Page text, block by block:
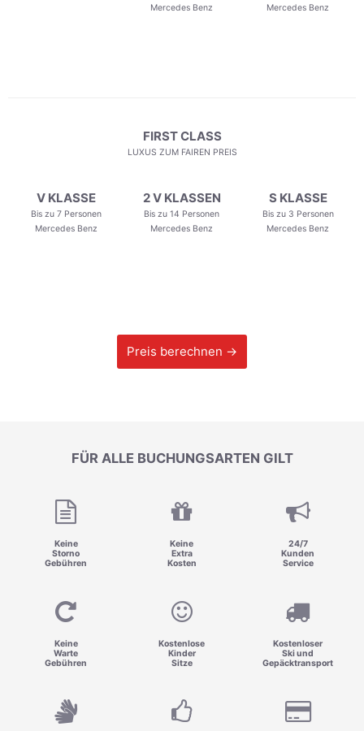
Mercedes Benz
Mercedes Benz
FIRST CLASS
LUXUS ZUM FAIREN PREIS
V KLASSE
Bis zu 7 Personen
Mercedes Benz
2 V KLASSEN
Bis zu 14 Personen
Mercedes Benz
S KLASSE
Bis zu 3 Personen
Mercedes Benz
Preis berechnen →
FÜR ALLE BUCHUNGSARTEN GILT
Keine
Storno
Gebühren
Keine
Extra
Kosten
24/7
Kunden
Service
Keine
Warte
Gebühren
Kostenlose
Kinder
Sitze
Kostenloser
Ski und
Gepäcktransport